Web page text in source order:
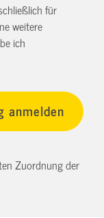
für
weitere
ich
Zuordnung der